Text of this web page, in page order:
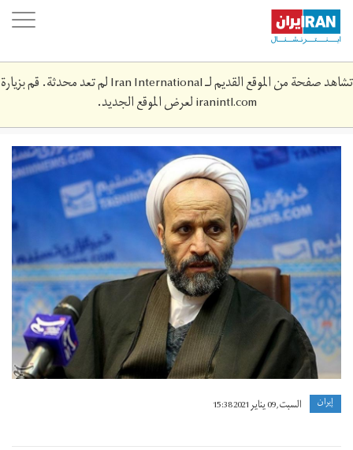
Skip
main
content
تشاهد صفحة من الموقع القديم لـ Iran International لم تعد محدثة. قم بزيارة
iranintl.comلعرض الموقع الجديد.
139211181228547832070284.jpg
إيران السبت, 09 يناير 2021 15:38